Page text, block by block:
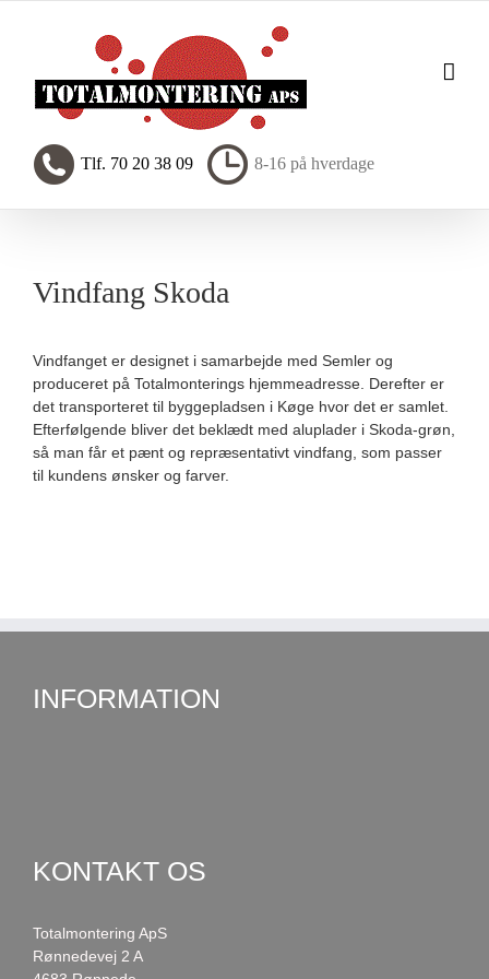
Tlf. 70 20 38 09 8-16 på hverdage
Vindfang Skoda
Vindfanget er designet i samarbejde med Semler og
produceret på Totalmonterings hjemmeadresse. Derefter er
det transporteret til byggepladsen i Køge hvor det er samlet.
Efterfølgende bliver det beklædt med aluplader i Skoda-grøn,
så man får et pænt og repræsentativt vindfang, som passer
til kundens ønsker og farver.
INFORMATION
KONTAKT OS
Totalmontering ApS
Rønnedevej 2 A